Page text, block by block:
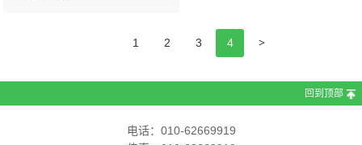
1 2 3 4 >
回到顶部
电话：010-62669919